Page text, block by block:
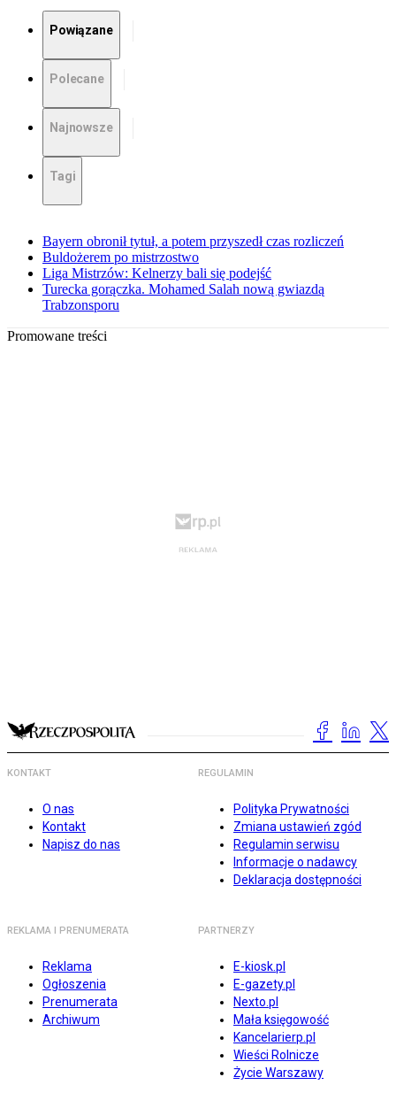
Powiązane
Polecane
Najnowsze
Tagi
Bayern obronił tytuł, a potem przyszedł czas rozliczeń
Buldożerem po mistrzostwo
Liga Mistrzów: Kelnerzy bali się podejść
Turecka gorączka. Mohamed Salah nową gwiazdą
Trabzonsporu
Promowane treści
KONTAKT
O nas
Kontakt
Napisz do nas
REGULAMIN
Polityka Prywatności
Zmiana ustawień zgód
Regulamin serwisu
Informacje o nadawcy
Deklaracja dostępności
REKLAMA I PRENUMERATA
Reklama
Ogłoszenia
Prenumerata
Archiwum
PARTNERZY
E-kiosk.pl
E-gazety.pl
Nexto.pl
Mała księgowość
Kancelarierp.pl
Wieści Rolnicze
Życie Warszawy